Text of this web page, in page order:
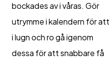
bockades av i våras. Gör
utrymme i kalendern för att
i lugn och ro gå igenom
dessa för att snabbare få